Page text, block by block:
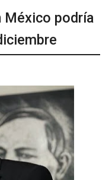
México podría